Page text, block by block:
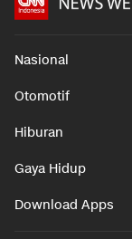
Nasional
Otomotif
Hiburan
Gaya Hidup
Download Apps